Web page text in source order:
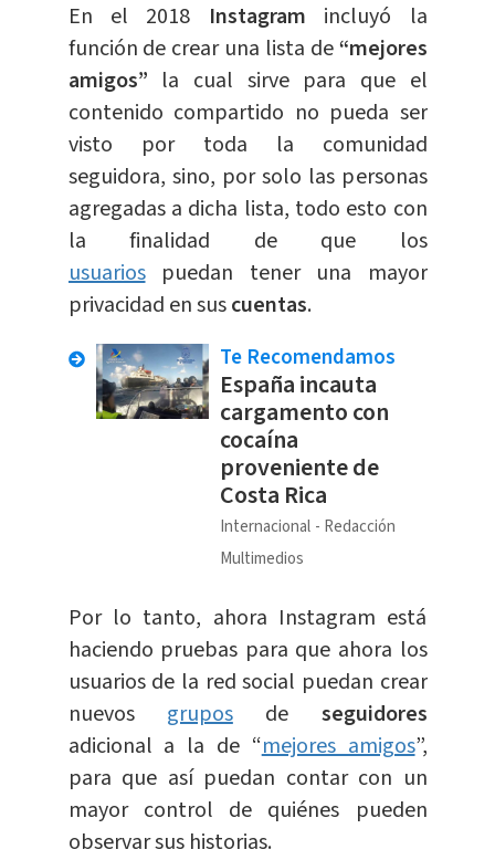
En el 2018 Instagram incluyó la
función de crear una lista de“mejores
amigos” la cual sirve para que el
contenido compartido no pueda ser
visto por toda la comunidad
seguidora, sino, por solo las personas
agregadas a dicha lista, todo esto con
la finalidad de que los
usuariospuedan tener una mayor
privacidad en suscuentas.
Te Recomendamos
España incauta
cargamento con
cocaína
proveniente de
Costa Rica
Internacional
Redacción
Multimedios
Por lo tanto, ahora Instagram está
haciendo pruebas para que ahora los
usuarios de la red social puedan crear
nuevos gruposde seguidores
adicional a la de “mejores amigos”,
para que así puedan contar con un
mayor control de quiénes pueden
observar sus historias.